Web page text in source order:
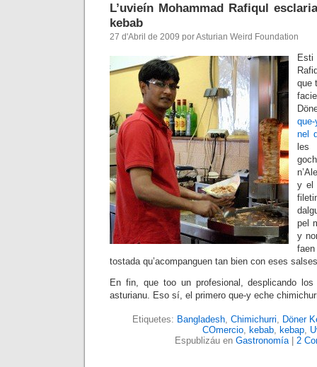
L’uvieín Mohammad Rafiqul
kebab
27 d'Abril de 2009 por Asturian Weird Foundation
que
nel
les
y el
pel
y
tostada qu’acompanguen tan bien con eses
En fin, que too un profesional, desplicando
asturianu. Eso sí, el primero que-y eche
Etiquetes: Bangladesh, Chimichurri, Döner
COmercio, kebab, kebap,
Espublizáu en Gastronomía| 2